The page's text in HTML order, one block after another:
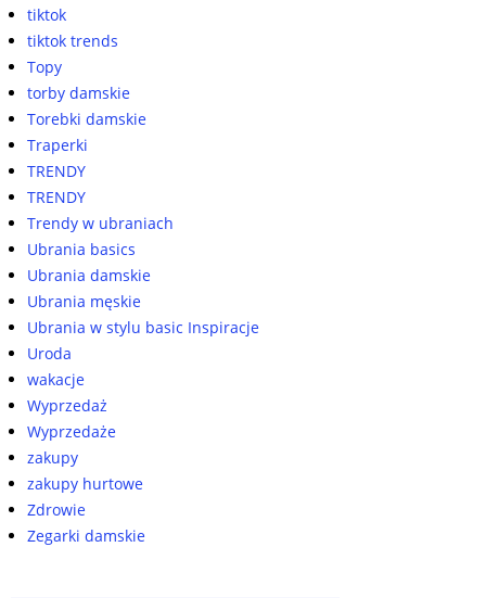
tiktok
tiktok trends
Topy
torby damskie
Torebki damskie
Traperki
TRENDY
TRENDY
Trendy w ubraniach
Ubrania basics
Ubrania damskie
Ubrania męskie
Ubrania w stylu basic Inspiracje
Uroda
wakacje
Wyprzedaż
Wyprzedaże
zakupy
zakupy hurtowe
Zdrowie
Zegarki damskie